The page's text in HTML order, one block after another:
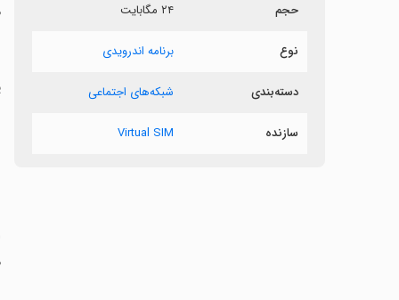
حجم ۲۴ مگابایت
نوع برنامه اندرویدی
دسته‌بندی شبکه‌های اجتماعی
سازنده Virtual SIM